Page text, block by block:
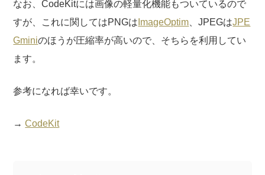
なお、CodeKitには画像の軽量化機能もついているので
すが、これに関してはPNGは ImageOptim 、JPEGはJPE
Gminiのほうが圧縮率が高いので、そちらを利用してい
ます。
参考になれば幸いです。
→CodeKit